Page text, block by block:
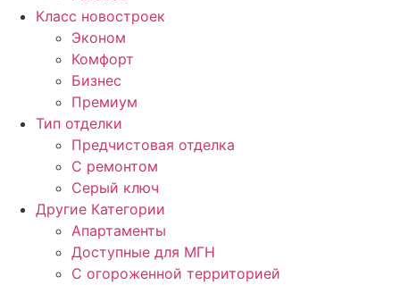
Класс новостроек
Эконом
Комфорт
Бизнес
Премиум
Тип отделки
Предчистовая отделка
С ремонтом
Серый ключ
Другие Категории
Апартаменты
Доступные для МГН
С огороженной территорией